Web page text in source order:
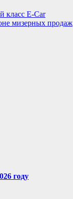
класс E-Car
мизерных продаж
году